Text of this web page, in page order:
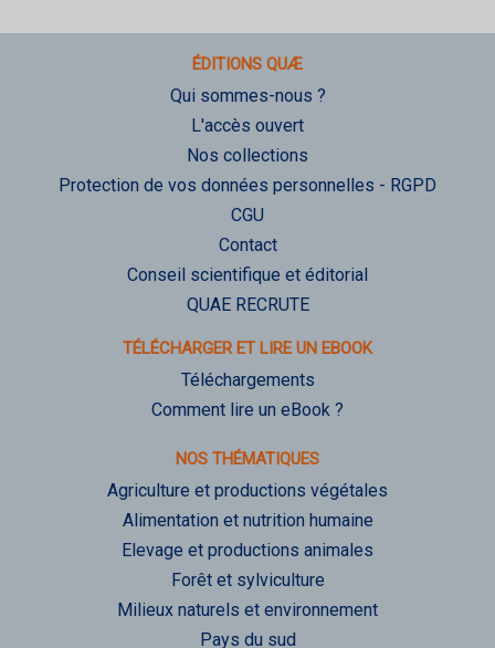
ÉDITIONS QUÆ
Qui sommes-nous ?
L'accès ouvert
Nos collections
Protection de vos données personnelles - RGPD
CGU
Contact
Conseil scientifique et éditorial
QUAE RECRUTE
TÉLÉCHARGER ET LIRE UN EBOOK
Téléchargements
Comment lire un eBook ?
NOS THÉMATIQUES
Agriculture et productions végétales
Alimentation et nutrition humaine
Elevage et productions animales
Forêt et sylviculture
Milieux naturels et environnement
Pays du sud